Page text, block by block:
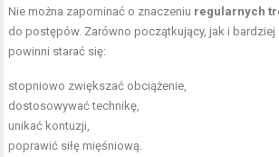
Nie można zapominać o znaczeniu regularnych
do postępów. Zarówno początkujący, jak i bardziej
powinni starać się:
stopniowo zwiększać obciążenie,
dostosowywać technikę,
unikać kontuzji,
poprawić siłę mięśniową.